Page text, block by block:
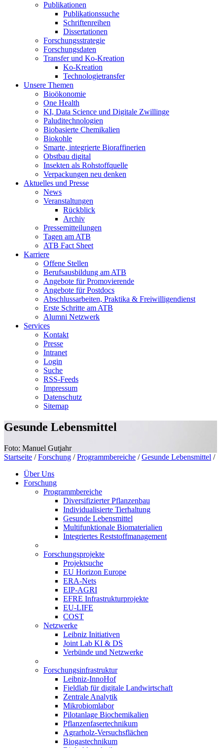
Publikationen
Publikationssuche
Schriftenreihen
Dissertationen
Forschungsstrategie
Forschungsdaten
Transfer und Ko-Kreation
Ko-Kreation
Technologietransfer
Unsere Themen
Bioökonomie
One Health
KI, Data Science und Digitale Zwillinge
Paluditechnologien
Biobasierte Chemikalien
Biokohle
Smarte, integrierte Bioraffinerien
Obstbau digital
Insekten als Rohstoffquelle
Verpackungen neu denken
Aktuelles und Presse
News
Veranstaltungen
Rückblick
Archiv
Pressemitteilungen
Tagen am ATB
ATB Fact Sheet
Karriere
Offene Stellen
Berufsausbildung am ATB
Angebote für Promovierende
Angebote für Postdocs
Abschlussarbeiten, Praktika & Freiwilligendienst
Erste Schritte am ATB
Alumni Netzwerk
Services
Kontakt
Presse
Intranet
Login
Suche
RSS-Feeds
Impressum
Datenschutz
Sitemap
Gesunde Lebensmittel
Foto: Manuel Gutjahr
Startseite / Forschung / Programmbereiche / Gesunde Lebensmittel /
Über Uns
Forschung
Programmbereiche
Diversifizierter Pflanzenbau
Individualisierte Tierhaltung
Gesunde Lebensmittel
Multifunktionale Biomaterialien
Integriertes Reststoffmanagement
Forschungsprojekte
Projektsuche
EU Horizon Europe
ERA-Nets
EIP-AGRI
EFRE Infrastrukturprojekte
EU-LIFE
COST
Netzwerke
Leibniz Initiativen
Joint Lab KI & DS
Verbünde und Netzwerke
Forschungsinfrastruktur
Leibniz-InnoHof
Fieldlab für digitale Landwirtschaft
Zentrale Analytik
Mikrobiomlabor
Pilotanlage Biochemikalien
Pflanzenfasertechnikum
Agrarholz-Versuchsflächen
Biogastechnikum